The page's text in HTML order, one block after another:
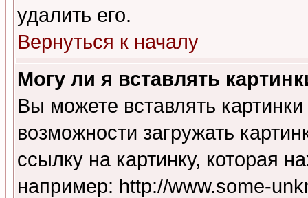
удалить его.
Вернуться к началу
Могу ли я вставлять
Вы можете вставлять
возможности загружать
ссылку на картинку, которая
например: http://www.some-